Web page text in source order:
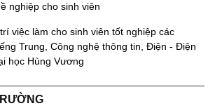
nghiệp cho sinh viên
việc làm cho sinh viên tốt nghiệp các
Trung, Công nghệ thông tin, Điện - Điện
học Hùng Vương